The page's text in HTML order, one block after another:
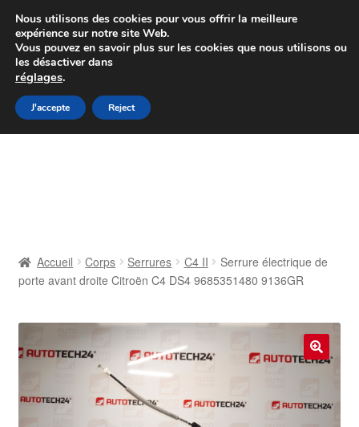
Colissimo livraison à partir de 7 EUR
Du lundi au vendredi de 9 h à 16 h
Aller
à
Aller
au
Contact
Livraison
Livraison internationale
Mon compte
Accueil Corps Serrures C4 II
Serrure électrique de
porte avant droite Citroën C4 DS4 9685351480 9136GR
🔍
Nous utilisons des cookies pour vous offrir la meilleure
expérience sur notre site Web.
Vous pouvez en savoir plus sur les cookies que nous utilisons ou
les désactiver dans
réglages.
J'accepte Reject